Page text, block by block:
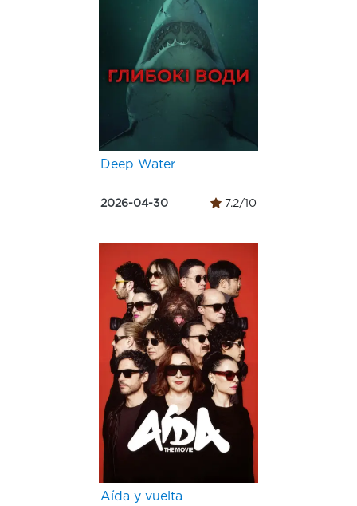
Deep Water
2026-04-30 7.2/10
Aída y vuelta